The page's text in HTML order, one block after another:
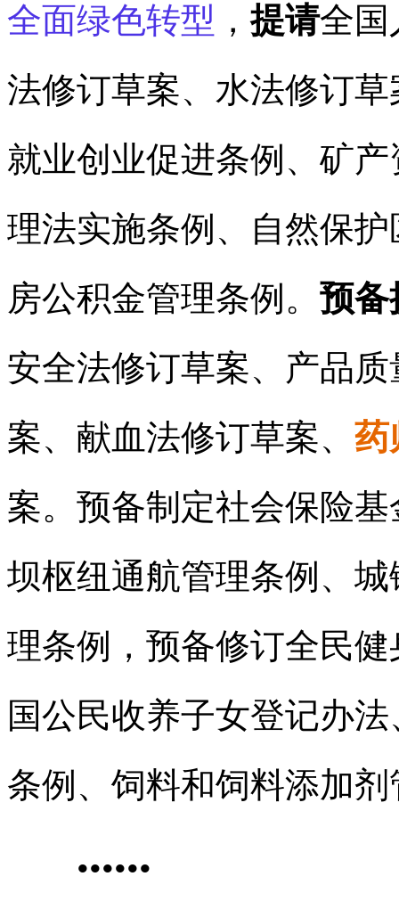
全面绿色转型 ，提请全国
法修订草案、水法修订
就业创业促进条例、矿
理法实施条例、自然保
房公积金管理条例。 预备
安全法修订草案、产品
案、献血法修订草案、 药
案。预备制定社会保险
坝枢纽通航管理条例、
理条例，预备修订全民
国公民收养子女登记办
条例、饲料和饲料添加
••••••